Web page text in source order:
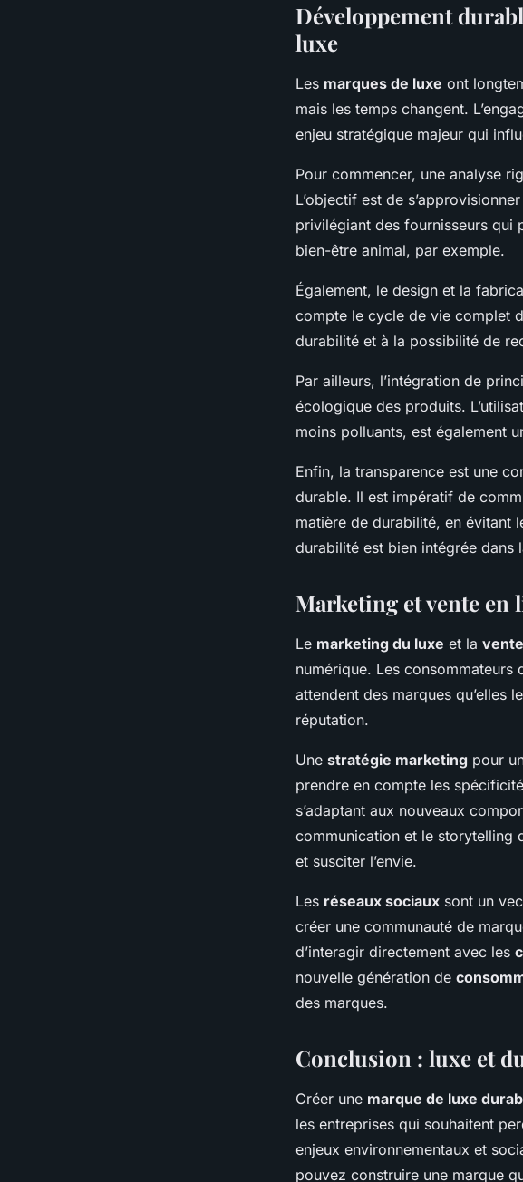
Développement
luxe
Les marques de luxe ont
mais les temps changent.
enjeu stratégique majeur qui
Pour commencer, une analyse
L’objectif est de
privilégiant des fournisseurs qui
bien-être animal, par exemple.
Également, le design et la
compte le cycle de vie complet
durabilité et à la possibilité de
Par ailleurs, l’intégration de
écologique des produits.
moins polluants, est également
Enfin, la transparence est une
durable. Il est impératif de
matière de durabilité, en évitant
durabilité est bien intégrée dans
Marketing et vente en
Le marketing du luxe et la
numérique. Les
attendent des marques qu’elles
réputation.
Une stratégie marketing pour
prendre en compte les
s’adaptant aux nouveaux
communication et le storytelling
et susciter l’envie.
Les réseaux sociaux sont un
créer une communauté de
d’interagir directement avec les
nouvelle génération de
des marques.
Conclusion : luxe et
Créer une marque de luxe
les entreprises qui souhaitent
enjeux environnementaux et
pouvez construire une marque